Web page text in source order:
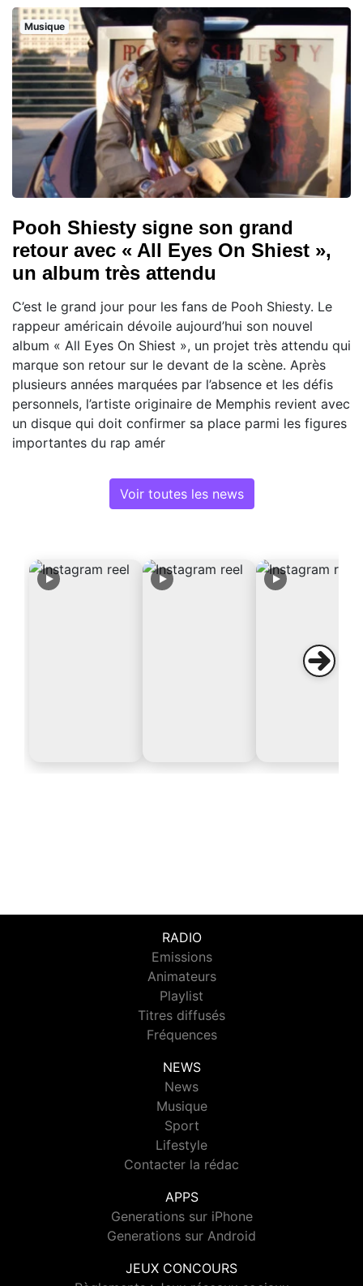
Musique
Pooh Shiesty signe son grand
retour avec « All Eyes On Shiest »,
un album très attendu
C’est le grand jour pour les fans de Pooh Shiesty. Le
rappeur américain dévoile aujourd’hui son nouvel
album « All Eyes On Shiest », un projet très attendu qui
marque son retour sur le devant de la scène. Après
plusieurs années marquées par l’absence et les défis
personnels, l’artiste originaire de Memphis revient avec
un disque qui doit confirmer sa place parmi les figures
importantes du rap amér
Voir toutes les news
RADIO
Emissions
Animateurs
Playlist
Titres diffusés
Fréquences
NEWS
News
Musique
Sport
Lifestyle
Contacter la rédac
APPS
Generations sur iPhone
Generations sur Android
JEUX CONCOURS